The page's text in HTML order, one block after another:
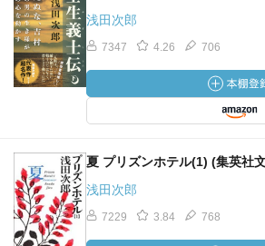
浅田次郎
7347 4.26 706
夏 プリズンホテル(1) (集英社
浅田次郎
7229 3.84 768